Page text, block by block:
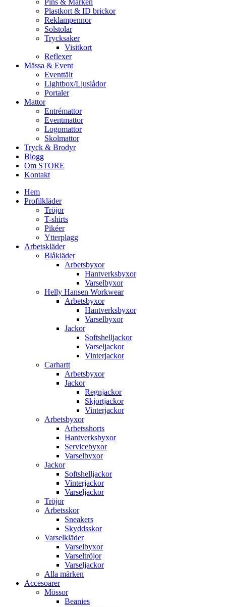
Pins & Märken
Plastkort & ID brickor
Reklampennor
Solstolar
Trycksaker
Visitkort
Reflexer
Mässa & Event
Eventtält
Lightbox/Ljuslådor
Portaler
Mattor
Entrémattor
Eventmattor
Logomattor
Skolmattor
Tryck & Brodyr
Blogg
Om STORE
Kontakt
Hem
Profilkläder
Tröjor
T-shirts
Pikéer
Ytterplagg
Arbetskläder
Blåkläder
Arbetsbyxor
Hantverksbyxor
Varselbyxor
Helly Hansen Workwear
Arbetsbyxor
Hantverksbyxor
Varselbyxor
Jackor
Softshelljackor
Varseljackor
Vinterjackor
Carhartt
Arbetsbyxor
Jackor
Regnjackor
Skjortjackor
Vinterjackor
Arbetsbyxor
Arbetsshorts
Hantverksbyxor
Servicebyxor
Varselbyxor
Jackor
Softshelljackor
Vinterjackor
Varseljackor
Tröjor
Arbetsskor
Sneakers
Skyddsskor
Varselkläder
Varselbyxor
Varseltröjor
Varseljackor
Alla märken
Accesoarer
Mössor
Beanies